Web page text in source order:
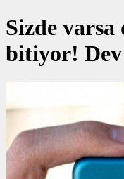
Sizde
bitiyor!